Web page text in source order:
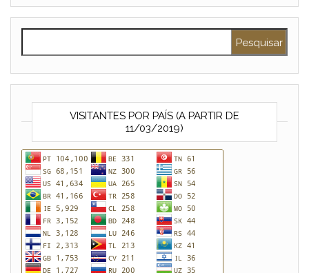
VISITANTES POR PAÍS (A PARTIR DE
11/03/2019)